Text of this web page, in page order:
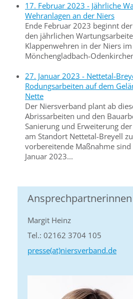
17. Februar 2023 - Jährliche
Wehranlagen an der Niers
Ende Februar 2023 beginnt
den jährlichen
Klappenwehren in der Niers
Mönchengladbach-
27. Januar 2023 - Nettetal-
Rodungsarbeiten auf dem
Nette
Der Niersverband plant ab
Abrissarbeiten und den
Sanierung und Erweiterung
am Standort Nettetal-Breyell
vorbereitende Maßnahme
Januar 2023...
Margit Heinz
Tel.: 02162 3704 105
presse(at)niersverband.de